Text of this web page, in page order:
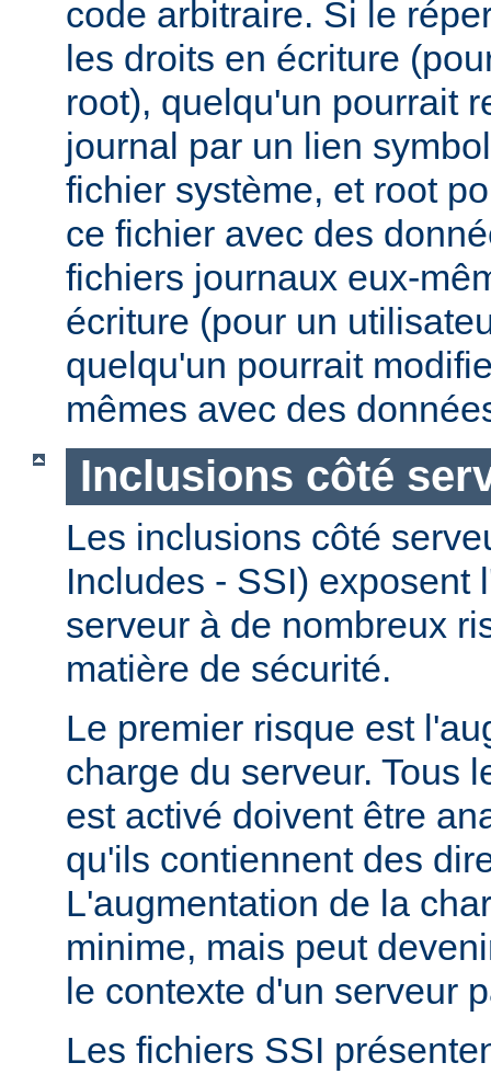
code arbitraire. Si le
les droits en écriture
root), quelqu'un pourrait
journal par un lien
fichier système, et root
ce fichier avec des
fichiers journaux eux-
écriture (pour un
quelqu'un pourrait
mêmes avec des
Inclusions côté
Les inclusions côté
Includes - SSI) exposent
serveur à de nombreux
matière de sécurité.
Le premier risque est
charge du serveur. Tous
est activé doivent être
qu'ils contiennent des
L'augmentation de la
minime, mais peut
le contexte d'un serveur
Les fichiers SSI